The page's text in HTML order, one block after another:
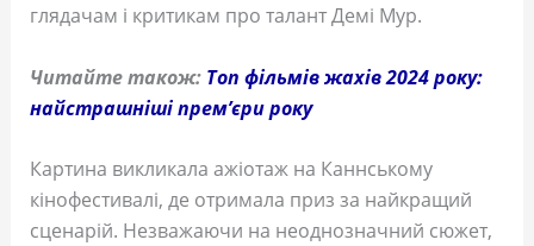
глядачам і критикам про талант Демі Мур.
Читайте також: Топ фільмів жахів 2024 року:
найстрашніші прем’єри року
Картина викликала ажіотаж на Каннському
кінофестивалі, де отримала приз за найкращий
сценарій. Незважаючи на неоднозначний сюжет,